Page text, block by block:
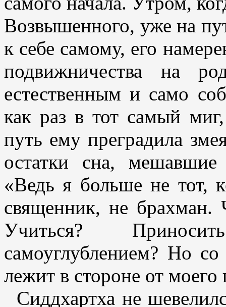
Возвышенного, уже на
к себе самому, его
подвижничества на
естественным и само
как раз в тот самый
путь ему преградила
остатки сна,
«Ведь я больше не тот,
священник, не брахман.
Учиться?
самоуглублением? Но
лежит в стороне от моего
Сиддхартха не